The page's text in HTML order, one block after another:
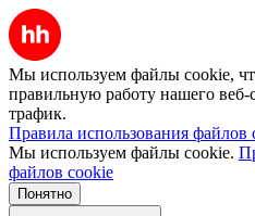
Мы используем файлы cookie,
правильную работу нашего веб-
трафик.
Правила использования файлов
Мы используем файлы cookie.
файлов cookie
Понятно